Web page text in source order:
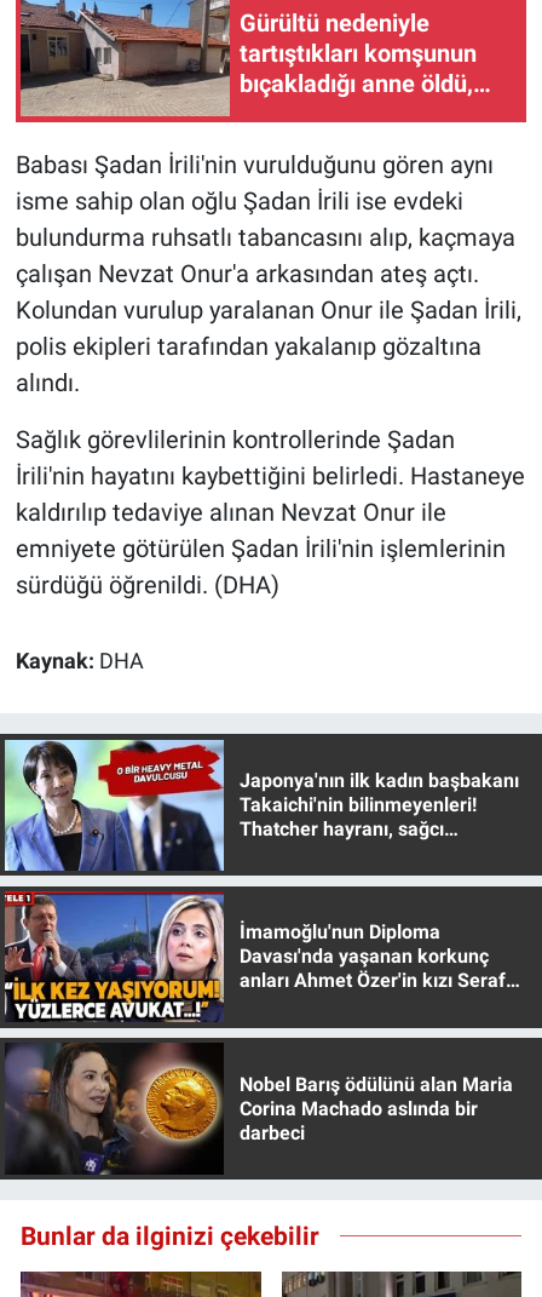
Gürültü nedeniyle
tartıştıkları komşunun
bıçakladığı anne öldü,
Babası Şadan İrili'nin vurulduğunu gören aynı
isme sahip olan oğlu Şadan İrili ise evdeki
bulundurma ruhsatlı tabancasını alıp, kaçmaya
çalışan Nevzat Onur'a arkasından ateş açtı.
Kolundan vurulup yaralanan Onur ile Şadan İrili,
polis ekipleri tarafından yakalanıp gözaltına
alındı.
Sağlık görevlilerinin kontrollerinde Şadan
İrili'nin hayatını kaybettiğini belirledi. Hastaneye
kaldırılıp tedaviye alınan Nevzat Onur ile
emniyete götürülen Şadan İrili'nin işlemlerinin
sürdüğü öğrenildi. (DHA)
Kaynak: DHA
Japonya'nın ilk kadın başbakanı
Takaichi'nin bilinmeyenleri!
Thatcher hayranı, sağcı
İmamoğlu'nun Diploma
Davası'nda yaşanan korkunç
anları Ahmet Özer'in kızı Seraf
Nobel Barış ödülünü alan Maria
Corina Machado aslında bir
darbeci
Bunlar da ilginizi çekebilir
Türkiye'nin Geleceği
Türkiye'nin Gündemi
Yerel Gündem
Yerel Yaşam
Canlı Yayın